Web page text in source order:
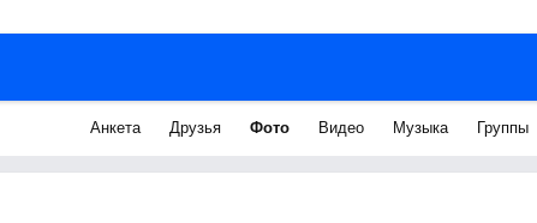
Анкета Друзья Фото Видео Музыка Группы